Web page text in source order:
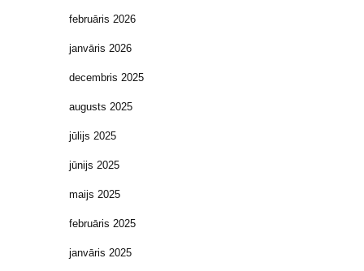
februāris 2026
janvāris 2026
decembris 2025
augusts 2025
jūlijs 2025
jūnijs 2025
maijs 2025
februāris 2025
janvāris 2025